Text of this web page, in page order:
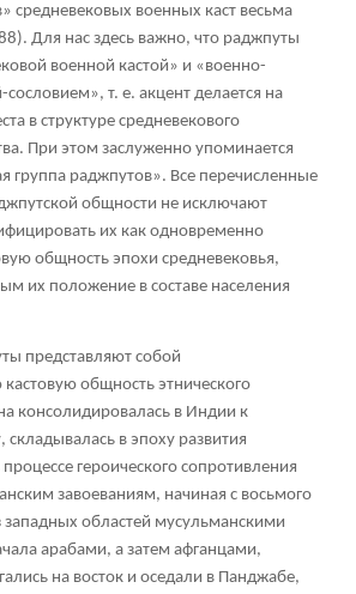
средневековых военных каст весьма
Для нас здесь важно, что раджпуты
военной кастой» и «военно-
т. е. акцент делается на
в структуре средневекового
При этом заслуженно упоминается
группа раджпутов». Все перечисленные
общности не исключают
их как одновременно
общность эпохи средневековья,
их положение в составе населения
представляют собой
общность этнического
консолидировалась в Индии к
складывалась в эпоху развития
процессе героического сопротивления
завоеваниям, начиная с восьмого
западных областей мусульманскими
арабами, а затем афганцами,
на восток и оседали в Панджабе,